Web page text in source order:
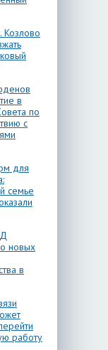
Козлово
в
по
с
для
семье
новых
в
работу